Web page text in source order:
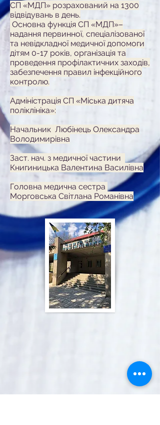
СП «МДП» розрахований на 1300
відвідувань в день.
Основна функція СП «МДП»–
надання первинної, спеціалізованої
та невідкладної медичної допомоги
дітям 0-17 років, організація та
проведення профілактичних заходів,
забезпечення правил інфекційного
контролю.
​​​Адміністрація СП «Міська дитяча
поліклініка»:
Начальник Любінець Олександра
Володимирівна
Заст. нач. з медичної частини
Книгиницька Валентина Василівна
​Головна медична сестра
Морговська Світлана Романівна